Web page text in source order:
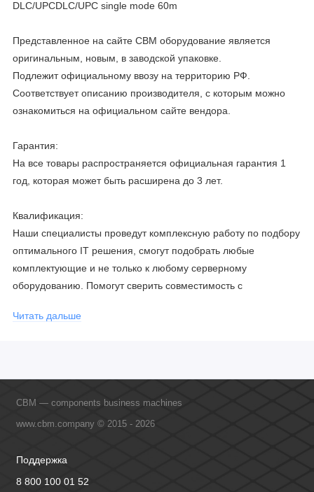
DLC/UPCDLC/UPC single mode 60m
Представленное на сайте CBM оборудование является
оригинальным, новым, в заводской упаковке.
Подлежит официальному ввозу на территорию РФ.
Соответствует описанию производителя, с которым можно
ознакомиться на официальном сайте вендора.
Гарантия:
На все товары распространяется официальная гарантия 1
год, которая может быть расширена до 3 лет.
Квалификация:
Наши специалисты проведут комплексную работу по подбору
оптимального IT решения, смогут подобрать любые
комплектующие и не только к любому серверному
оборудованию. Помогут сверить совместимость с
официальными производителями и проводим регулярное
Читать дальше
CBM — components business machines
www.cbm.company © 2015 - 2026
Поддержка
8 800 100 01 52